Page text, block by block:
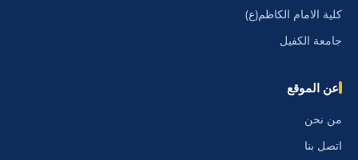
كلية الامام الكاظم(ع)
جامعة الكفيل
عن الموقع
من نحن
اتصل بنا